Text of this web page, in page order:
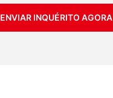
ENVIAR INQUÉRITO AGORA